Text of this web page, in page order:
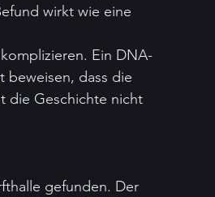
wirkt wie eine
Ein DNA-
beweisen, dass die
die Geschichte nicht
gefunden. Der